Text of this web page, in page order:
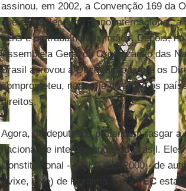
assinou, em 2002, a Convenção 169 da
que estabelece, no plano internacional,
bens e do trabalho dos índios. Depois,
Assembleia Geral da Organização das
Brasil aprovou a Declaração sobre os
comprometeu, na frente de todos os
direitos.
Agora, 38 deputados pretendem rasgar
nacionais e internacionais do Brasil.
Constitucional - a PEC 215/2000 - de
- vixe, vixe) de Roraima. EstaPEC